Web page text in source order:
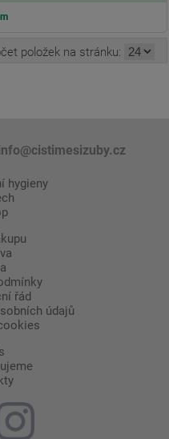
položek na stránku:
hygieny
řád
údajů